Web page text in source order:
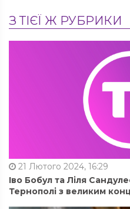
З ТІЄЇ Ж РУБРИКИ
21 Лютого 2024, 16:29
Іво Бобул та Ліля
Тернополі з великим